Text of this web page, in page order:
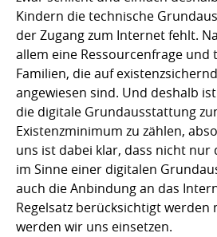
Kindern die technische
der Zugang zum Internet fehlt.
allem eine Ressourcenfrage
Familien, die auf
angewiesen sind. Und deshalb
die digitale Grundausstattung
Existenzminimum zu zählen,
uns ist dabei klar, dass nicht nur
im Sinne einer digitalen
auch die Anbindung an das
Regelsatz berücksichtigt werden
werden wir uns einsetzen.